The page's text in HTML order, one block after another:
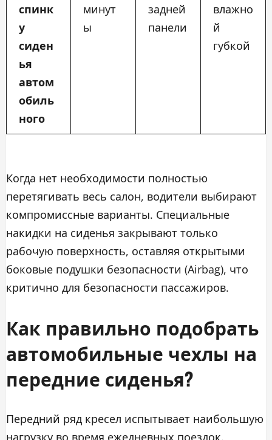
спинк
у
сиден
ья
автом
обиль
ного
минут
ы
задней
панели
влажно
й
губкой
Когда нет необходимости полностью
перетягивать весь салон, водители выбирают
компромиссные варианты. Специальные
накидки на сиденья закрывают только
рабочую поверхность, оставляя открытыми
боковые подушки безопасности (Airbag), что
критично для безопасности пассажиров.
Как правильно подобрать
автомобильные чехлы на
передние сиденья?
Передний ряд кресел испытывает наибольшую
нагрузку во время ежедневных поездок.